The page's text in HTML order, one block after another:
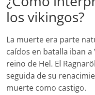
los vikingos?
La muerte era parte
caídos en batalla iban a
reino de Hel. El
seguida de su
muerte como castigo.